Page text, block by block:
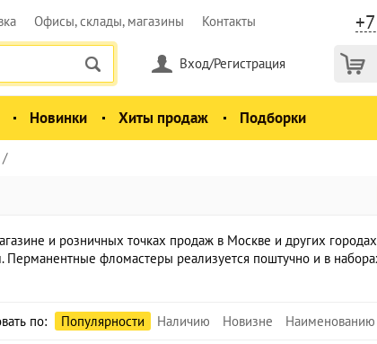
Офисы, склады, магазины Контакты
Вход/Регистрация
Новинки Хиты продаж Подборки
и розничных точках продаж в Москве и других
фломастеры реализуется поштучно и в
по: Популярности Наличию Новизне Наименованию